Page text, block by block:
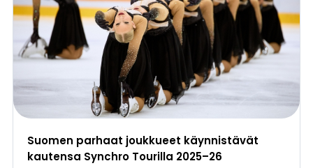
Suomen parhaat joukkueet käynnistävät
kautensa Synchro Tourilla 2025–26